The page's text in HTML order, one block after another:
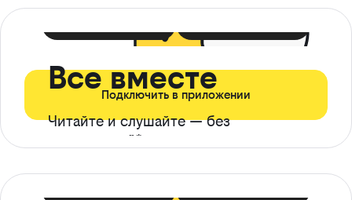
Все вместе
Читайте и слушайте — без
ограничений*
Подключить в приложении